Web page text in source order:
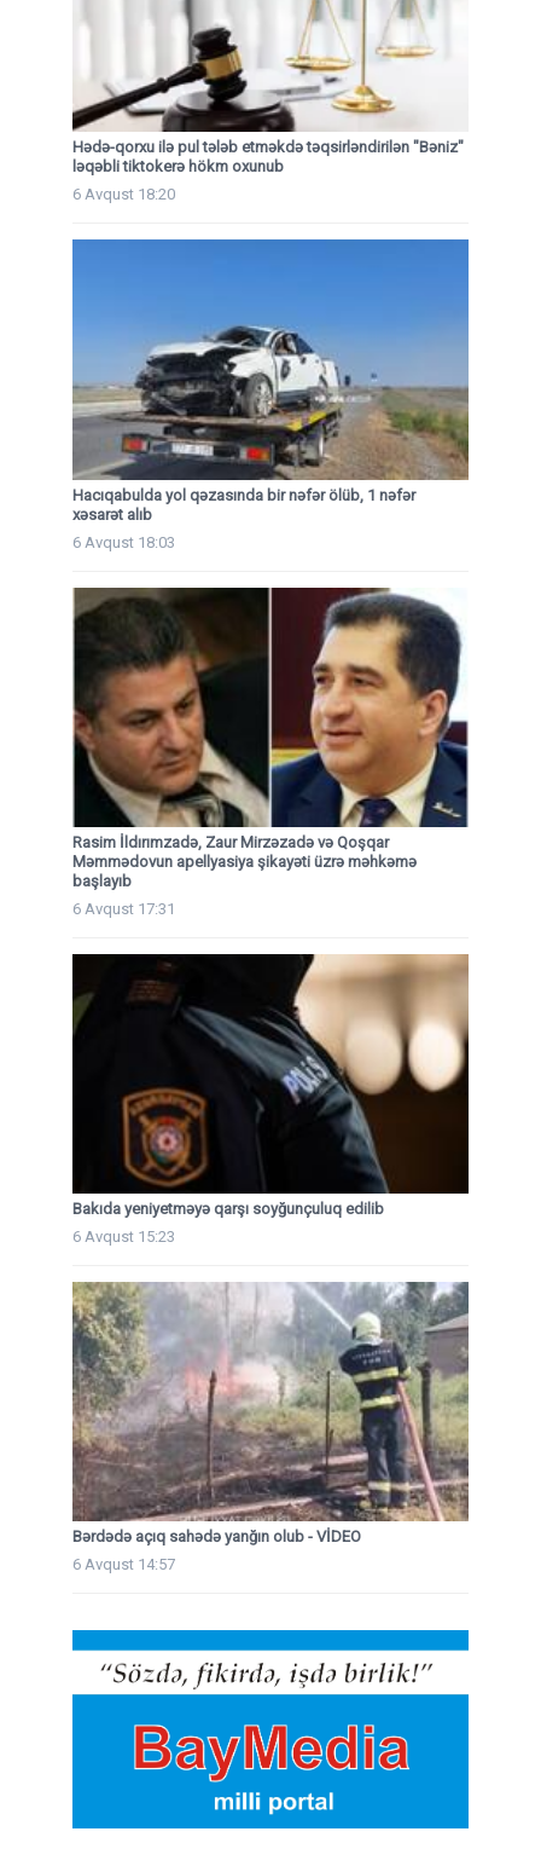
Hədə-qorxu ilə pul tələb etməkdə təqsirləndirilən "Bəniz"
ləqəbli tiktokerə hökm oxunub
6 Avqust 18:20
Hacıqabulda yol qəzasında bir nəfər ölüb, 1 nəfər
xəsarət alıb
6 Avqust 18:03
Rasim İldırımzadə, Zaur Mirzəzadə və Qoşqar
Məmmədovun apellyasiya şikayəti üzrə məhkəmə
başlayıb
6 Avqust 17:31
Bakıda yeniyetməyə qarşı soyğunçuluq edilib
6 Avqust 15:23
Bərdədə açıq sahədə yanğın olub - VİDEO
6 Avqust 14:57